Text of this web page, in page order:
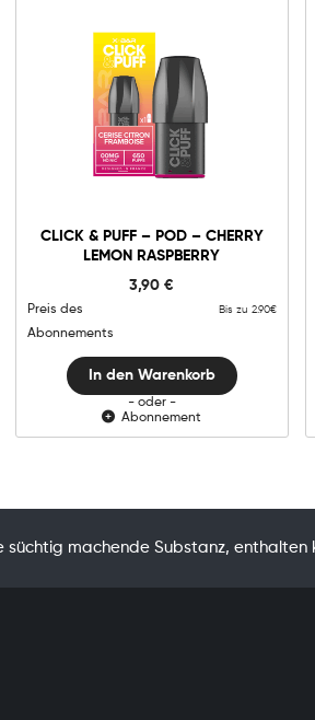
CLICK & PUFF – POD – CHERRY
LEMON RASPBERRY
3,90€
Preis des
Abonnements
Bis zu 2.90€
0mg 10mg 20mg
-
Lemon
In den Warenkorb
In den Warenkorb
- oder -
Abonnement
machende Substanz,